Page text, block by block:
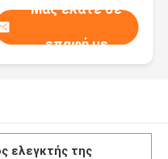
Μας ελάτε σε
επαφή με
ελεγκτής της